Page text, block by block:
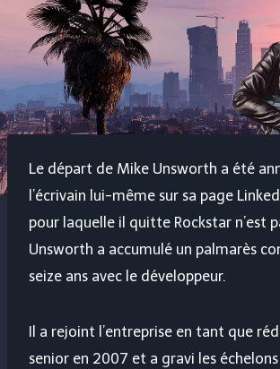
Le départ de Mike Unsworth a été
l’écrivain lui-même sur sa page
pour laquelle il quitte Rockstar n’est
Unsworth a accumulé un palmarès
seize ans avec le développeur.
Il a rejoint l’entreprise en tant que
senior en 2007 et a gravi les échelons